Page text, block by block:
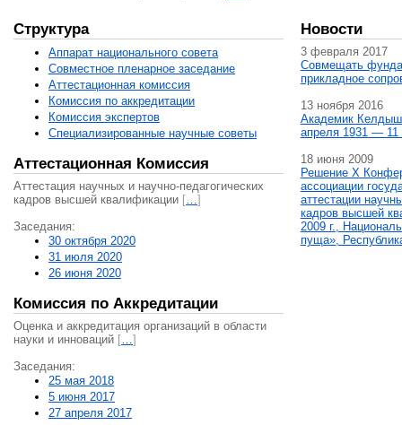
Структура
Аппарат национального совета
Совместное пленарное заседание
Аттестационная комисcия
Комиссия по аккредитации
Комиссия экспертов
Специализированные научные советы
Аттестационная Комиссия
Аттестация научных и научно-педагогических
кадров высшей квалификации […]
Заседания:
30 октября 2020
31 июля 2020
26 июня 2020
Комиссия по Аккредитации
Оценка и аккредитация организаций в области
науки и инноваций […]
Заседания:
25 мая 2018
5 июня 2017
27 апреля 2017
Новости
3 февраля 2017
Совмещать
прикладное
13 ноября 2016
Академик
апреля 1931 — 11
18 июня 2009
Решение X
ассоциации
аттестации
кадров высшей
2009 г.,
пуща»,